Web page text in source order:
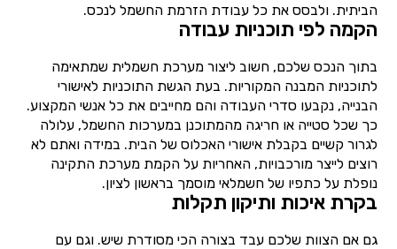
הביתית. ולבסס את כל עבודת הזרמת החשמל לנכס.
הקמה לפי תוכניות עבודה
בתוך הנכס שלכם, חשוב ליצור מערכת חשמלית שמתאימה
לתוכניות המבנה המקוריות. בעת הגשת התוכניות לאישורי
הבנייה, נקבעו סדרי העבודה והם מחייבים את כל אנשי המקצוע.
כך שכל סטייה או חריגה מהמתוכנן במערכות החשמל, עלולה
לגרור קשיים בקבלת אישורי האכלוס של הבית. במידה ואתם לא
רוצים לייצר מורכבויות, האחריות על הקמת מערכת התקינה
נופלת על כתפיו של חשמלאי מוסמך בראשון לציון.
בקרת איכות ותיקון תקלות
גם אם הצוות שלכם עבד בצורה הכי מסודרת שיש. וגם עם